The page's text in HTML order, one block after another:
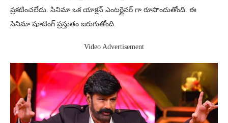
ప్రకటించలేదు. సినిమా ఒక యాక్షన్ ఎంటర్టైనర్ గా రూపొందుతోంది. ఈ
సినిమా షూటింగ్ ప్రస్తుతం జరుగుతోంది.
Video Advertisement